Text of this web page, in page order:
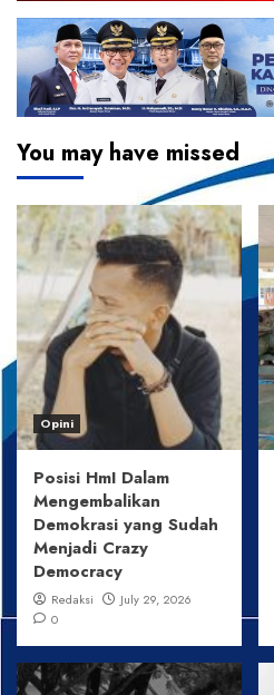
You may have missed
Opini
Posisi HmI Dalam
Mengembalikan
Demokrasi yang Sudah
Menjadi Crazy
Democracy
Redaksi
July 29, 2026
0